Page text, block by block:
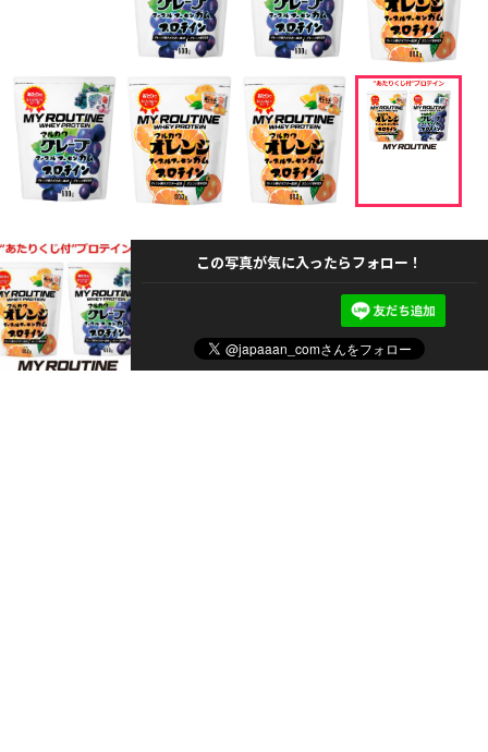
この写真が気に入ったらフォロー！